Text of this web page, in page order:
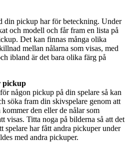
din pickup har för beteckning. Under
och modell och får fram en lista på
Det kan finnas många olika
mellan nålarna som visas, med
ibland är det bara olika färg på
pickup
någon pickup på din spelare så kan
söka fram din skivspelare genom att
den eller de nålar som
visas. Titta noga på bilderna så att det
spelare har fått andra pickuper under
med andra pickuper.